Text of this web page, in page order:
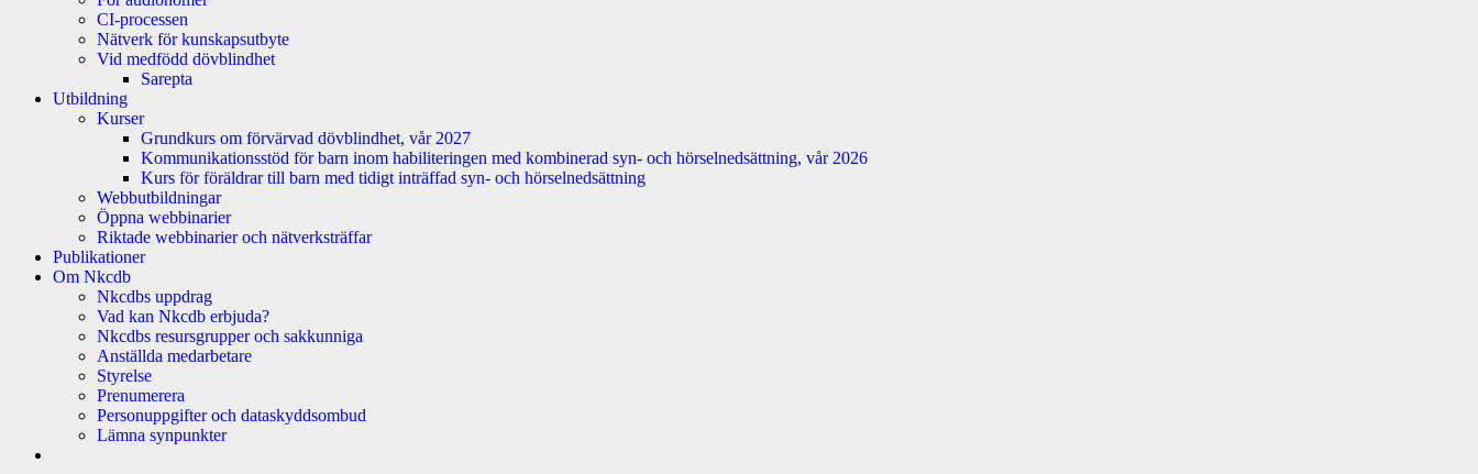
CI-processen
Nätverk för kunskapsutbyte
Vid medfödd dövblindhet
Sarepta
Utbildning
Kurser
Grundkurs om förvärvad dövblindhet, vår 2027
Kommunikationsstöd för barn inom habiliteringen med kombinerad syn- och hörselnedsättning, vår 2026
Kurs för föräldrar till barn med tidigt inträffad syn- och hörselnedsättning
Webbutbildningar
Öppna webbinarier
Riktade webbinarier och nätverksträffar
Publikationer
Om Nkcdb
Nkcdbs uppdrag
Vad kan Nkcdb erbjuda?
Nkcdbs resursgrupper och sakkunniga
Anställda medarbetare
Styrelse
Prenumerera
Personuppgifter och dataskyddsombud
Lämna synpunkter